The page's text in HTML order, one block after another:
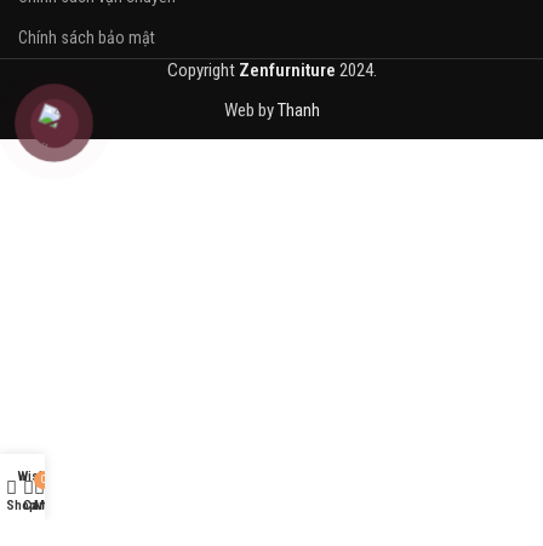
Chính sách bảo mật
Copyright Zenfurniture 2024.
Web byThanh
Shop
Wishlist
0
CartMy account